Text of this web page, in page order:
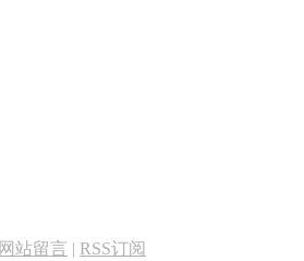
网站留言 | RSS订阅